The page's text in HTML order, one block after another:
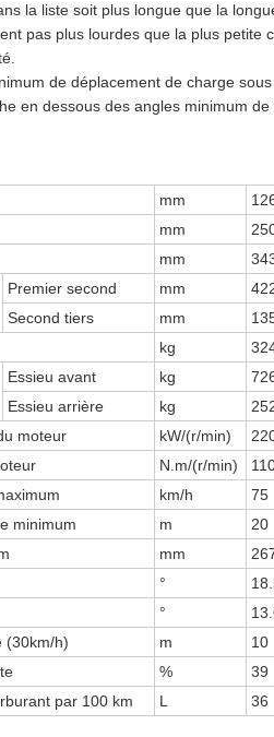
la liste soit plus longue que la
pas plus lourdes que la plus petite
de déplacement de charge
en dessous des angles minimum
mm
mm
mm
Premier second mm
Second tiers
mm
kg
Essieu avant kg
Essieu arrière
kg
moteur kW/(r/min)
N.m/(r/min)
km/h
75
minimum
m
20
mm
°
°
(30km/h)
m
10
%
39
par 100 km
L 36